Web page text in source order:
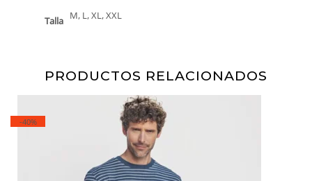
Talla M, L, XL, XXL
PRODUCTOS RELACIONADOS
-40%